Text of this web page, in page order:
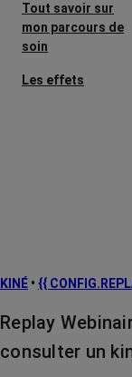
Tout savoir sur
mon parcours de
soin
Les effets
Traitements
La vie autour
KINÉ • {{
Replay
consulter un